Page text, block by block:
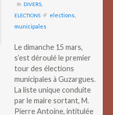
DIVERS
ELECTIONS
elections
municipales
Le dimanche 15 mars,
s’est déroulé le premier
tour des élections
municipales à Guzargues.
La liste unique conduite
par le maire sortant, M.
Pierre Antoine, intitulée